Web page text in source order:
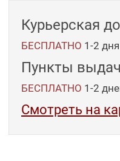
Курьерская
БЕСПЛАТНО 1-2 дня
Пункты
БЕСПЛАТНО 1-2
Смотреть на